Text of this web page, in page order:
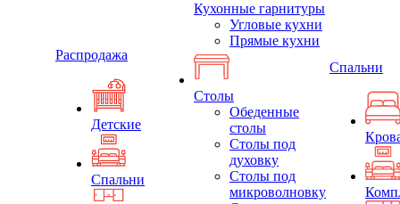
Распродажа
Детские
Спальни
Кухонные гарнитуры
Угловые кухни
Прямые кухни
Столы
Обеденные
столы
Столы под
духовку
Столы под
микроволновку
Спальни